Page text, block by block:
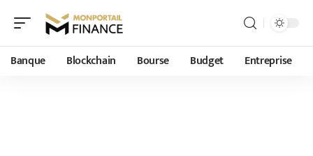
Banque Blockchain Bourse Budget Entreprise